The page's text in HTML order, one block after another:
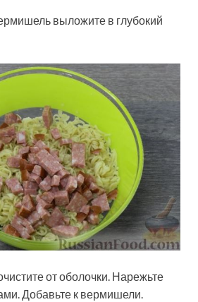
выложите в глубокий
от оболочки. Нарежьте
Добавьте к вермишели.